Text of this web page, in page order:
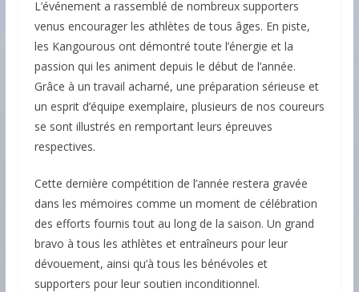
L’événement a rassemblé de nombreux supporters
venus encourager les athlètes de tous âges. En piste,
les Kangourous ont démontré toute l’énergie et la
passion qui les animent depuis le début de l’année.
Grâce à un travail acharné, une préparation sérieuse et
un esprit d’équipe exemplaire, plusieurs de nos coureurs
se sont illustrés en remportant leurs épreuves
respectives.
Cette dernière compétition de l’année restera gravée
dans les mémoires comme un moment de célébration
des efforts fournis tout au long de la saison. Un grand
bravo à tous les athlètes et entraîneurs pour leur
dévouement, ainsi qu’à tous les bénévoles et
supporters pour leur soutien inconditionnel.